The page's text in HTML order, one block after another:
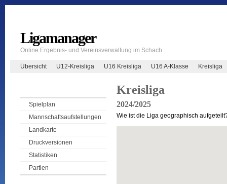
Ligamanager
Online Ergebnis- und Vereinsverwaltung im Schach
Übersicht U12-Kreisliga U16 Kreisliga U16 A-Klasse Kreisliga
Spielplan
Mannschaftsaufstellungen
Landkarte
Druckversionen
Statistiken
Partien
Kreisliga
2024/2025
Wie ist die Liga geographisch